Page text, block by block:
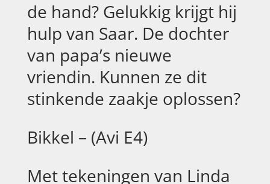
de hand? Gelukkig krijgt hij
hulp van Saar. De dochter
van papa’s nieuwe
vriendin. Kunnen ze dit
stinkende zaakje oplossen?
Bikkel – (Avi E4)
Met tekeningen van Linda